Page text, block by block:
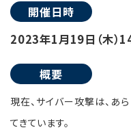
開催日時
2023年1月19日（木）
概要
現在、サイバー攻撃は、あ
てきています。